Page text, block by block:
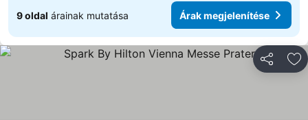
9 oldal árainak mutatása Árak megjelenítése